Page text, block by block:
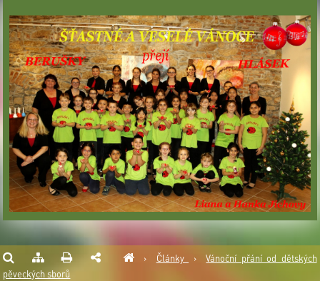
› Články ›
Vánoční přání od dětských
pěveckých sborů